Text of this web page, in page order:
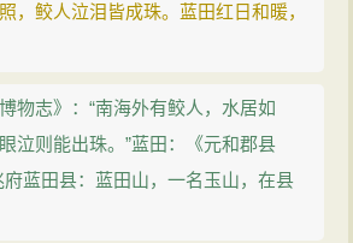
，鲛人泣泪皆成珠。蓝田红日和暖，
物志》：“南海外有鲛人，水居如
泣则能出珠。”蓝田：《元和郡县
府蓝田县：蓝田山，一名玉山，在县